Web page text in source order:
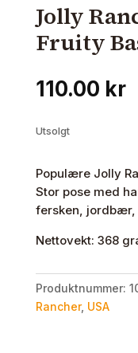
Jolly
Fruity
110.00 kr
Utsolgt
Populære Jolly
Stor pose med
fersken, jordbær,
Nettovekt: 368
Produktnummer:
Rancher, USA